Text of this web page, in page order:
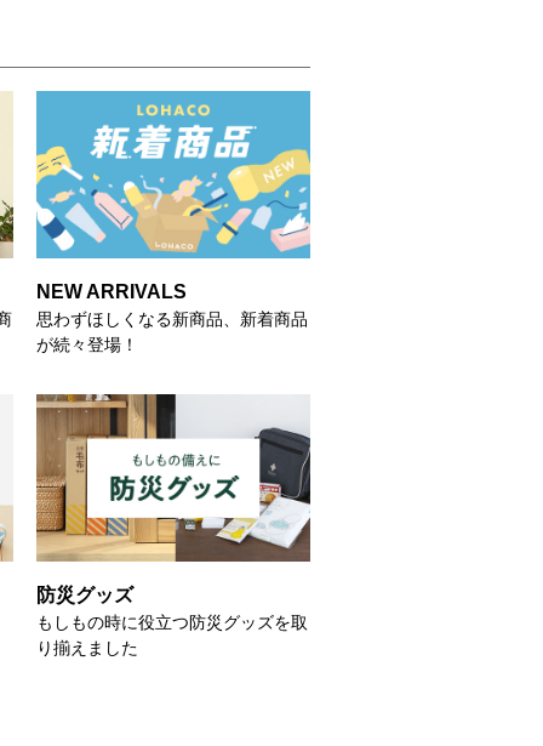
NEW ARRIVALS
思わずほしくなる新商品、新着商品
が続々登場！
防災グッズ
もしもの時に役立つ防災グッズを取
り揃えました